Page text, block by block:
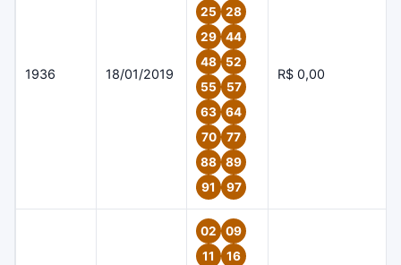
1936 18/01/2019
25
28
29
44
48
52
55
57
63
64
70
77
88
89
91
97
R$ 0,00
02
09
11
16